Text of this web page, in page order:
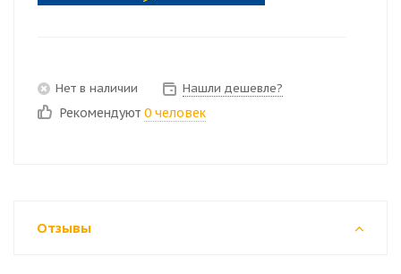
Нет в наличии Нашли дешевле?
Рекомендуют 0 человек
Отзывы